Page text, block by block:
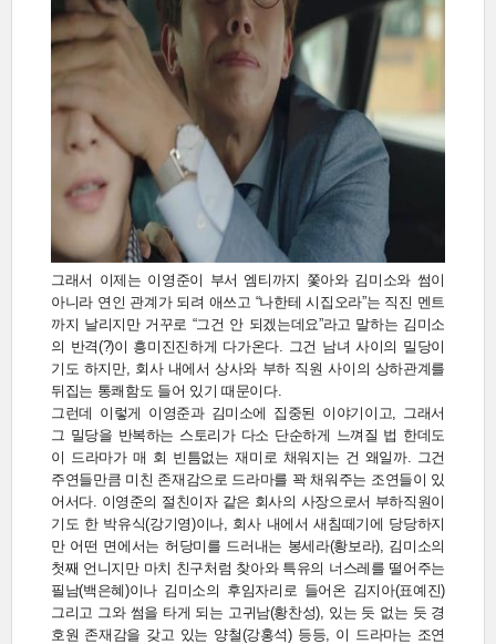
그래서 이제는 이영준이 부서 엠티까지 쫓아와 김미소와 썸이
아니라 연인 관계가 되려 애쓰고 “나한테 시집오라”는 직진 멘트
까지 날리지만 거꾸로 “그건 안 되겠는데요”라고 말하는 김미소
의 반격(?)이 흥미진진하게 다가온다. 그건 남녀 사이의 밀당이
기도 하지만, 회사 내에서 상사와 부하 직원 사이의 상하관계를
뒤집는 통쾌함도 들어 있기 때문이다.
그런데 이렇게 이영준과 김미소에 집중된 이야기이고, 그래서
그 밀당을 반복하는 스토리가 다소 단순하게 느껴질 법 한데도
이 드라마가 매 회 빈틈없는 재미로 채워지는 건 왜일까. 그건
주연들만큼 미친 존재감으로 드라마를 꽉 채워주는 조연들이 있
어서다. 이영준의 절친이자 같은 회사의 사장으로서 부하직원이
기도 한 박유식(강기영)이나, 회사 내에서 새침떼기에 당당하지
만 어떤 면에서는 허당미를 드러내는 봉세라(황보라), 김미소의
첫째 언니지만 마치 친구처럼 찾아와 특유의 너스레를 떨어주는
필남(백은혜)이나 김미소의 후임자리로 들어온 김지아(표예진)
그리고 그와 썸을 타게 되는 고귀남(황찬성), 있는 듯 없는 듯 경
호원 존재감을 갖고 있는 양철(강홍석) 등등, 이 드라마는 조연